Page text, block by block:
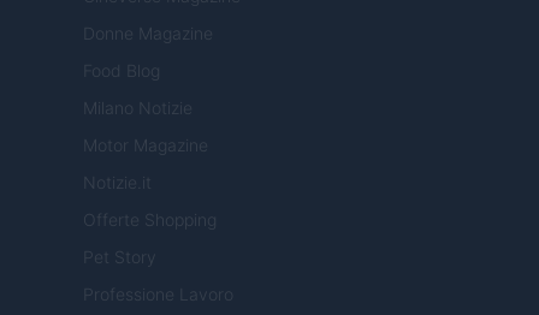
Donne Magazine
Food Blog
Milano Notizie
Motor Magazine
Notizie.it
Offerte Shopping
Pet Story
Professione Lavoro